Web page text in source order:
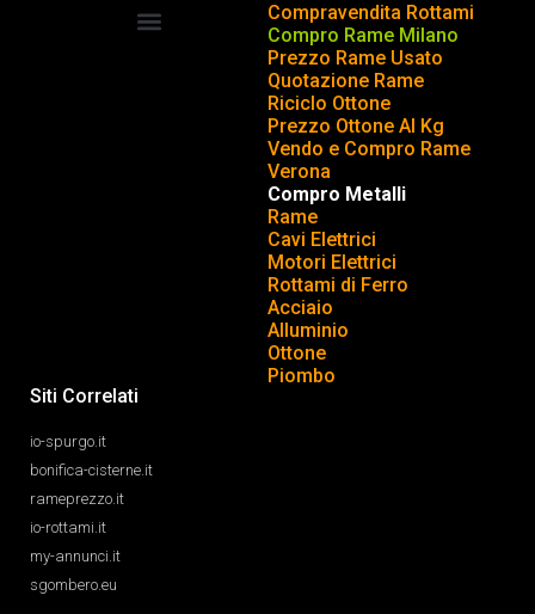
Compravendita Rottami
Compro Rame Milano
Prezzo Rame Usato
Quotazione Rame
Riciclo Ottone
Prezzo Ottone Al Kg
Vendo e Compro Rame
Verona
Compro Metalli
Rame
Cavi Elettrici
Motori Elettrici
Rottami di Ferro
Acciaio
Alluminio
Ottone
Piombo
Siti Correlati
io-spurgo.it
bonifica-cisterne.it
rameprezzo.it
io-rottami.it
my-annunci.it
sgombero.eu